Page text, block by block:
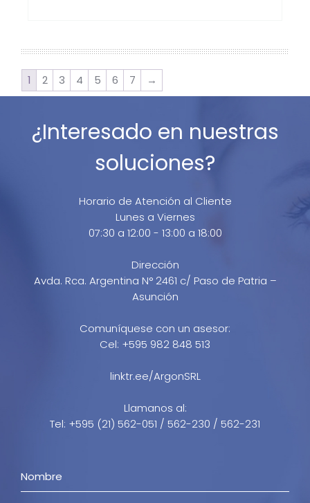
1 2 3 4 5 6 7 →
¿Interesado en nuestras
soluciones?
Horario de Atención al Cliente
Lunes a Viernes
07:30 a 12:00 - 13:00 a 18:00
Dirección
Avda. Rca. Argentina N° 2461 c/ Paso de Patria –
Asunción
Comuníquese con un asesor:
Cel: +595 982 848 513
linktr.ee/ArgonSRL
Llamanos al:
Tel: +595 (21) 562-051 / 562-230 / 562-231